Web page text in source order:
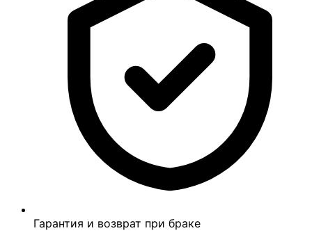
Гарантия и возврат при браке